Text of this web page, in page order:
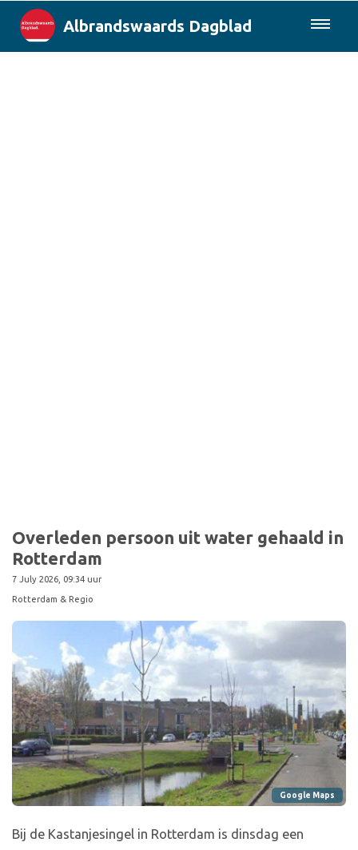
Albrandswaards Dagblad
Overleden persoon uit water gehaald in
Rotterdam
7 July 2026, 09:34 uur
Rotterdam & Regio
Google Maps
Bij de Kastanjesingel in Rotterdam is dinsdag een